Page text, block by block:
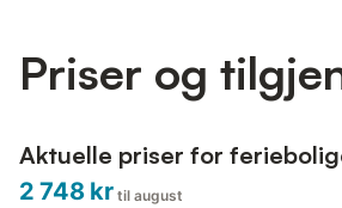
Priser og
Aktuelle priser for
2 748 kr til august